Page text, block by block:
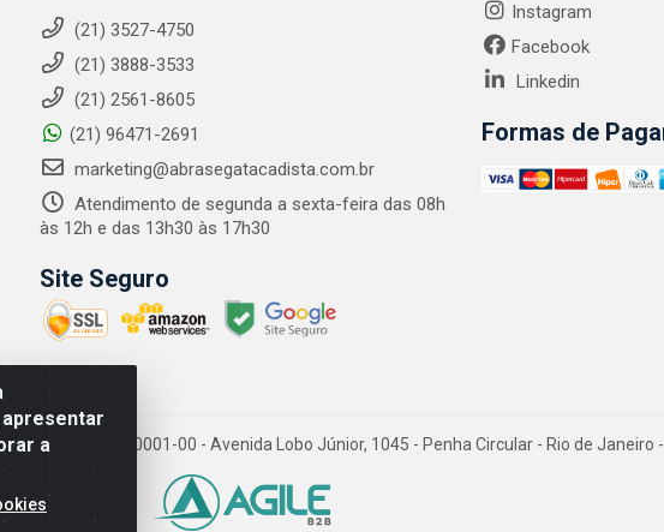
a
(21) 3527-4750
(21) 3888-3533
(21) 2561-8605
(21) 96471-2691
marketing@abrasegatacadista.com.br
Atendimento de segunda a sexta-feira das 08h
às 12h e das 13h30 às 17h30
Site Seguro
Instagram
Facebook
Linkedin
Formas de
10.894.768/0001-00 - Avenida Lobo Júnior, 1045 - Penha Circular - Rio de Janeiro